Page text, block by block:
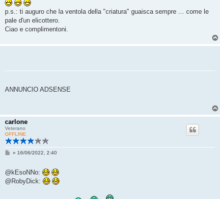
i
o
p.s.: ti auguro che la ventola della "criatura" guaisca sempre ... come le
pale d'un elicottero.
Ciao e complimentoni.
ANNUNCIO ADSENSE
carlone
Veterano
OFFLINE
M
s
a
g
» 16/06/2022, 2:40
@kEsoNNo:
@RobyDick: